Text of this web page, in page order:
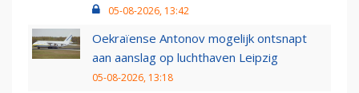
05-08-2026, 13:42
Oekraïense Antonov mogelijk ontsnapt
aan aanslag op luchthaven Leipzig
05-08-2026, 13:18